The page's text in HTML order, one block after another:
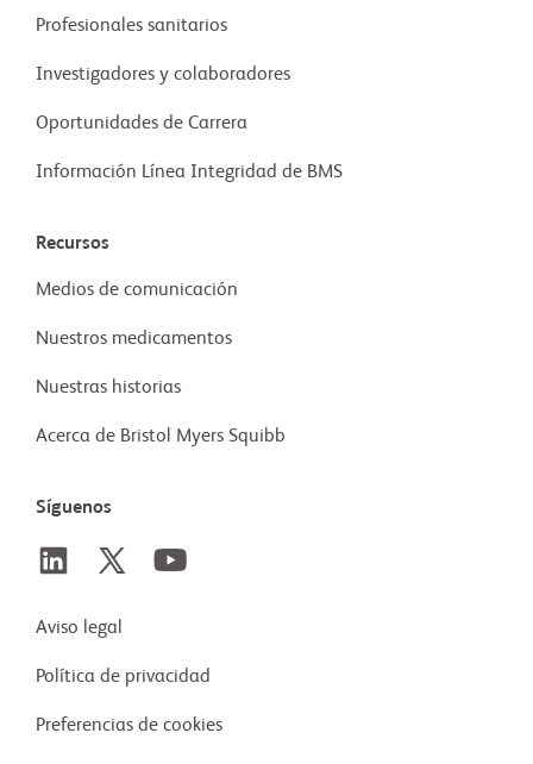
Profesionales sanitarios
Investigadores y colaboradores
Oportunidades de Carrera
Información Línea Integridad de BMS
Recursos
Medios de comunicación
Nuestros medicamentos
Nuestras historias
Acerca de Bristol Myers Squibb
Síguenos
Aviso legal
Política de privacidad
Preferencias de cookies